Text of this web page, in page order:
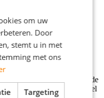
beschikbaar.
vacature en voldoe je aan de
direct!' en we nemen zo snel
om uw
Door
stemt u in met
met ons
Targeting